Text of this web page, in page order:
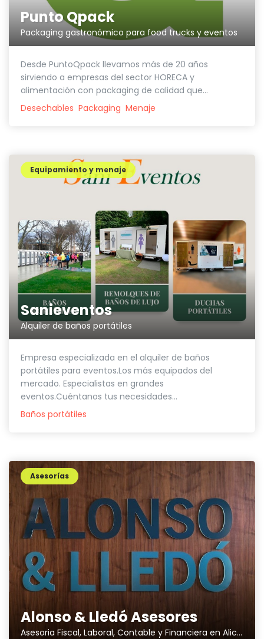
Punto Qpack
Packaging gastronómico para food trucks y eventos
Desde PuntoQpack llevamos más de 20 años
sirviendo a empresas del sector HORECA y
alimentación con packaging de calidad que...
Desechables Packaging Menaje
Sanieventos
Alquiler de baños portátiles
Equipamiento y menaje
Empresa especializada en el alquiler de baños
portátiles para eventos.Los más equipados del
mercado. Especialistas en grandes
eventos.Cuéntanos tus necesidades...
Baños portátiles
Alonso & Lledó Asesores
Asesoria Fiscal, Laboral, Contable y Financiera en Alicante
Asesorías